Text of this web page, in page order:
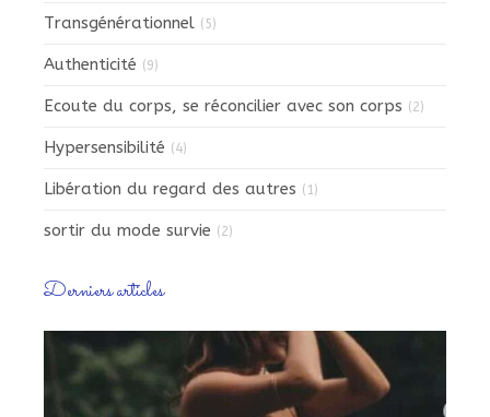
Transgénérationnel (5)
Authenticité (9)
Ecoute du corps, se réconcilier avec son corps (2)
Hypersensibilité (4)
Libération du regard des autres (1)
sortir du mode survie (2)
Derniers articles